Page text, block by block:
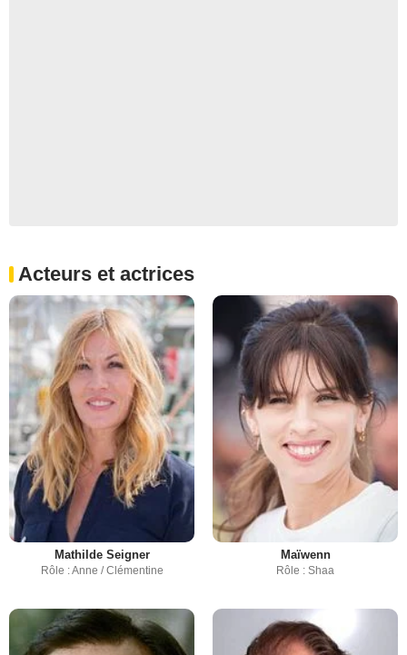
Acteurs et actrices
Mathilde Seigner
Rôle : Anne / Clémentine
Maïwenn
Rôle : Shaa